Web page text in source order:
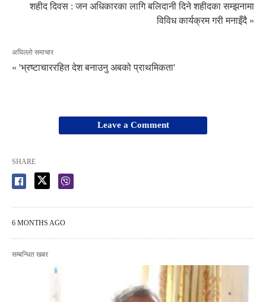
शहीद दिवस : जन अधिकारका लागि बलिदानी दिने शहीदका सम्झनामा
विविध कार्यक्रम गरी मनाइँदै »
अघिल्लो समाचार
« 'भ्रष्टाचाररहित देश बनाउनु अबको प्राथमिकता'
Leave a Comment
SHARE
6 MONTHS AGO
सम्बन्धित खबर